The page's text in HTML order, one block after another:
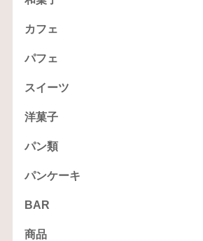
カフェ
パフェ
スイーツ
洋菓子
パン類
パンケーキ
BAR
商品